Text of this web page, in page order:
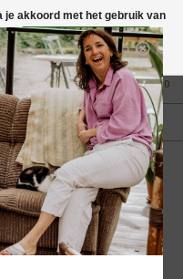
250 1503
0
FYSIEKE WINKEL
in Mantgum (frl)
je akkoord met het gebruik van
Dit bericht verbergen
»